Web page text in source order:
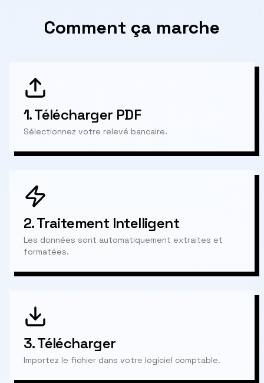
Comment ça marche
1.Télécharger PDF
Sélectionnez votre relevé bancaire.
2.Traitement Intelligent
Les données sont automatiquement extraites et
formatées.
3.Télécharger
Importez le fichier dans votre logiciel comptable.